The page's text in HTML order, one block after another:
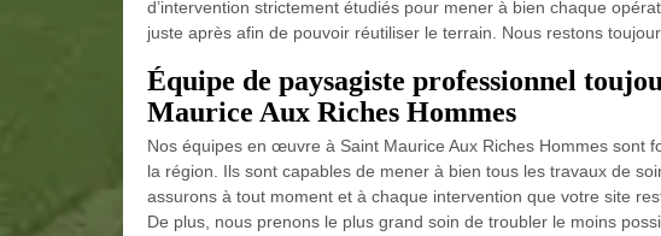
d’intervention strictement étudiés pour mener à bien chaque
juste après afin de pouvoir réutiliser le terrain. Nous restons
Équipe de paysagiste professionnel
Maurice Aux Riches Hommes
Nos équipes en œuvre à Saint Maurice Aux Riches Hommes sont
la région. Ils sont capables de mener à bien tous les travaux de
assurons à tout moment et à chaque intervention que votre site
De plus, nous prenons le plus grand soin de troubler le moins